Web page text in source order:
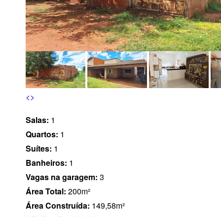
<>
Salas: 1
Quartos: 1
Suítes: 1
Banheiros: 1
Vagas na garagem: 3
Área Total: 200m²
Área Construída: 149,58m²